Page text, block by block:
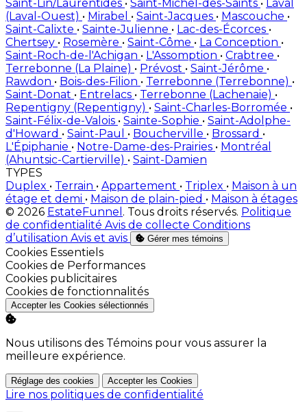
Saint-Lin/Laurentides • Saint-Michel-des-Saints • Laval
(Laval-Ouest) • Mirabel • Saint-Jacques • Mascouche •
Saint-Calixte • Sainte-Julienne • Lac-des-Écorces •
Chertsey • Rosemère • Saint-Côme • La Conception •
Saint-Roch-de-l'Achigan • L'Assomption • Crabtree •
Terrebonne (La Plaine) • Prévost • Saint-Jérôme •
Rawdon • Bois-des-Filion • Terrebonne (Terrebonne) •
Saint-Donat • Entrelacs • Terrebonne (Lachenaie) •
Repentigny (Repentigny) • Saint-Charles-Borromée •
Saint-Félix-de-Valois • Sainte-Sophie • Saint-Adolphe-
d'Howard • Saint-Paul • Boucherville • Brossard •
L'Épiphanie • Notre-Dame-des-Prairies • Montréal
(Ahuntsic-Cartierville) • Saint-Damien
TYPES
Duplex • Terrain • Appartement • Triplex • Maison à un
étage et demi • Maison de plain-pied • Maison à étages
© 2026 EstateFunnel . Tous droits réservés. Politique
de confidentialité Avis de collecte Conditions
d’utilisation Avis et avis Gérer mes témoins
Activer
Cookies Essentiels
Activer
Cookies de Performances
Activer
Cookies publicitaires
Activer
Cookies de fonctionnalités
Accepter les Cookies sélectionnés
Nous utilisons des Témoins pour vous assurer la
meilleure expérience.
Réglage des cookies Accepter les Cookies
Lire nos politiques de confidentialité